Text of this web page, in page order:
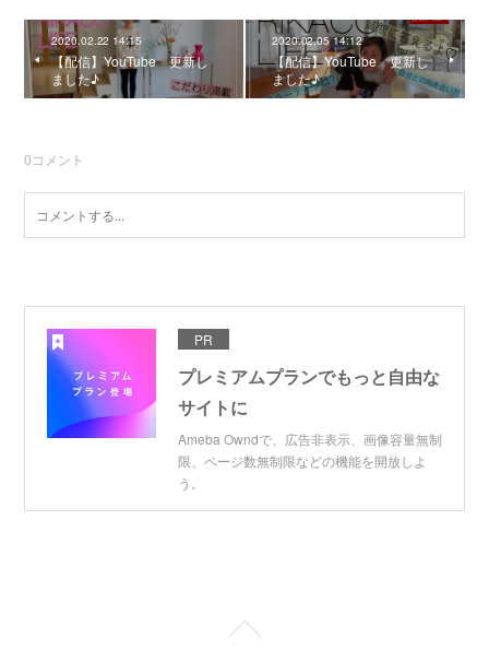
2020.02.22 14:15
【配信】YouTube 更新し
ました♪
2020.02.05 14:12
【配信】YouTube 更新し
ました♪
0コメント
PR
プレミアムプランでもっと自由な
サイトに
Ameba Owndで、広告非表示、画像容量無制
限、ページ数無制限などの機能を開放しよ
う。